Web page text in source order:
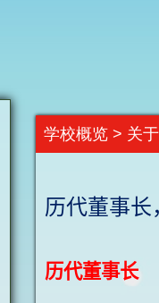
学校概览 > 关
历代董事
历代董事长